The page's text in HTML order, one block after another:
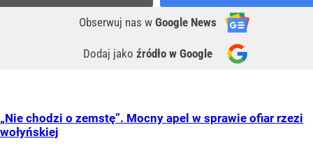
Obserwuj nas w Google News
Dodaj jako źródło w Google
„Nie chodzi o zemstę”. Mocny apel w sprawie ofiar rzezi
wołyńskiej